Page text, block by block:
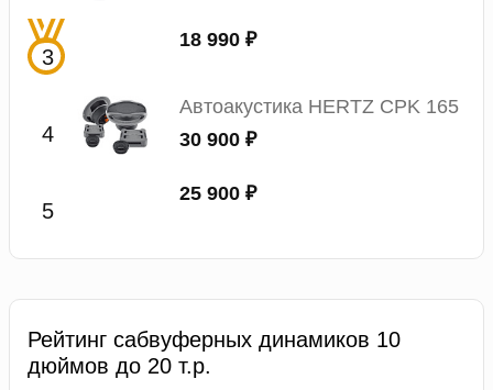
18 990 ₽
Автоакустика HERTZ CPK 165
30 900 ₽
25 900 ₽
Рейтинг сабвуферных динамиков 10
дюймов до 20 т.р.